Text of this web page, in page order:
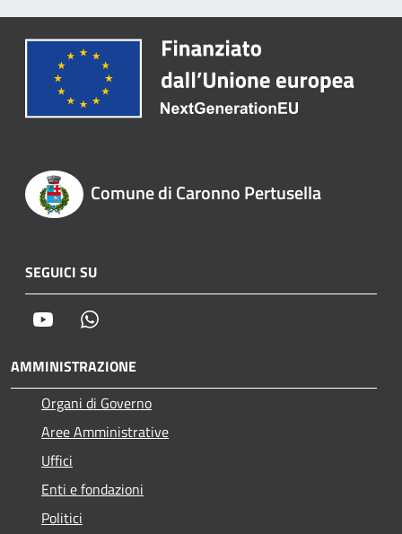
Comune di Caronno Pertusella
SEGUICI SU
Youtube
AMMINISTRAZIONE
Organi di Governo
Aree Amministrative
Uffici
Enti e fondazioni
Politici